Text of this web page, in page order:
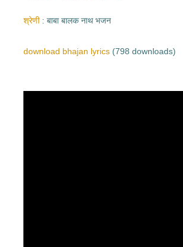
श्रेणी बाबा बालक नाथ भजन
download bhajan lyrics (798 downloads)